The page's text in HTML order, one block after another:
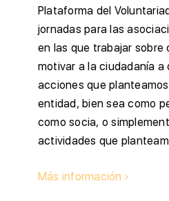
Plataforma del
jornadas para las
en las que trabajar sobre
motivar a la ciudadanía a
acciones que
entidad, bien sea como
como socia, o
actividades que
Más información